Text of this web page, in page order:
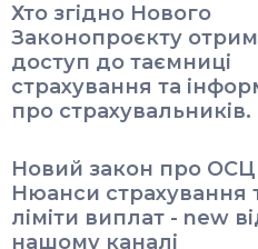
Хто згідно Нового
Законопроєкту
доступ до таємниці
страхування та
про страхувальників.
Новий закон про
Нюанси страхування
ліміти виплат - new
нашому каналі